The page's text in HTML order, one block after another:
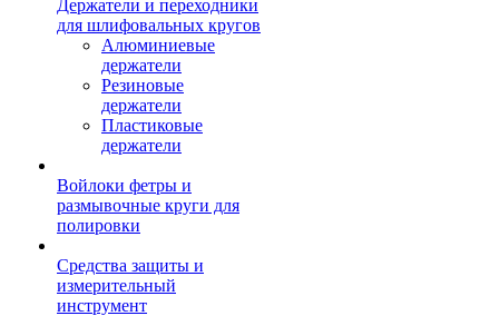
Держатели и переходники
для шлифовальных кругов
Алюминиевые
держатели
Резиновые
держатели
Пластиковые
держатели
Войлоки фетры и
размывочные круги для
полировки
Средства защиты и
измерительный
инструмент